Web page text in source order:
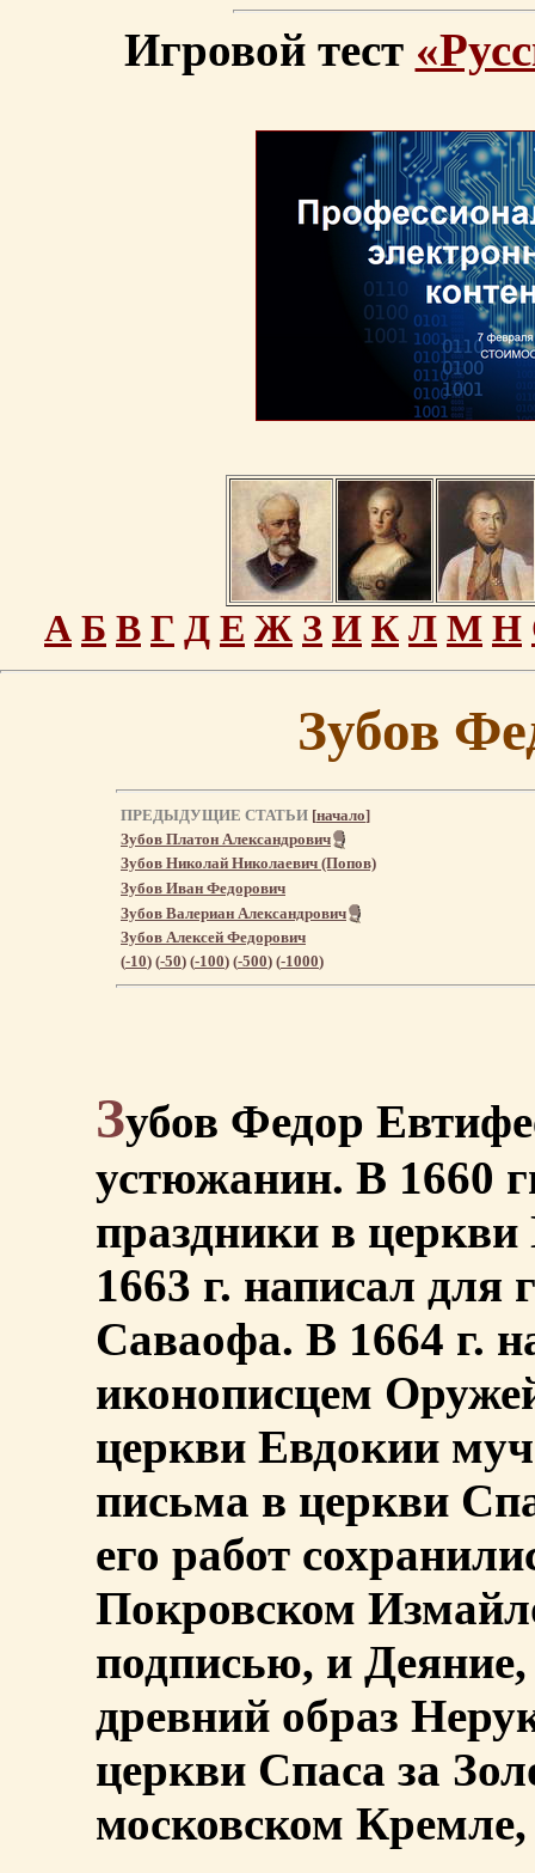
Игровой тест
А Б В Г Д Е Ж З И К Л М Н
Зубов
ПРЕДЫДУЩИЕ СТАТЬИ [начало]
Зубов Платон Александрович
Зубов Николай Николаевич (Попов)
Зубов Иван Федорович
Зубов Валериан Александрович
Зубов Алексей Федорович
(-10) (-50) (-100) (-500) (-1000)
Зубов Федор
устюжанин. В 1660
праздники в
1663 г. написал для
Саваофа. В 1664 г.
иконописцем
церкви Евдокии
письма в церкви
его работ
Покровском
подписью, и Деяние,
древний образ
церкви Спаса за
московском